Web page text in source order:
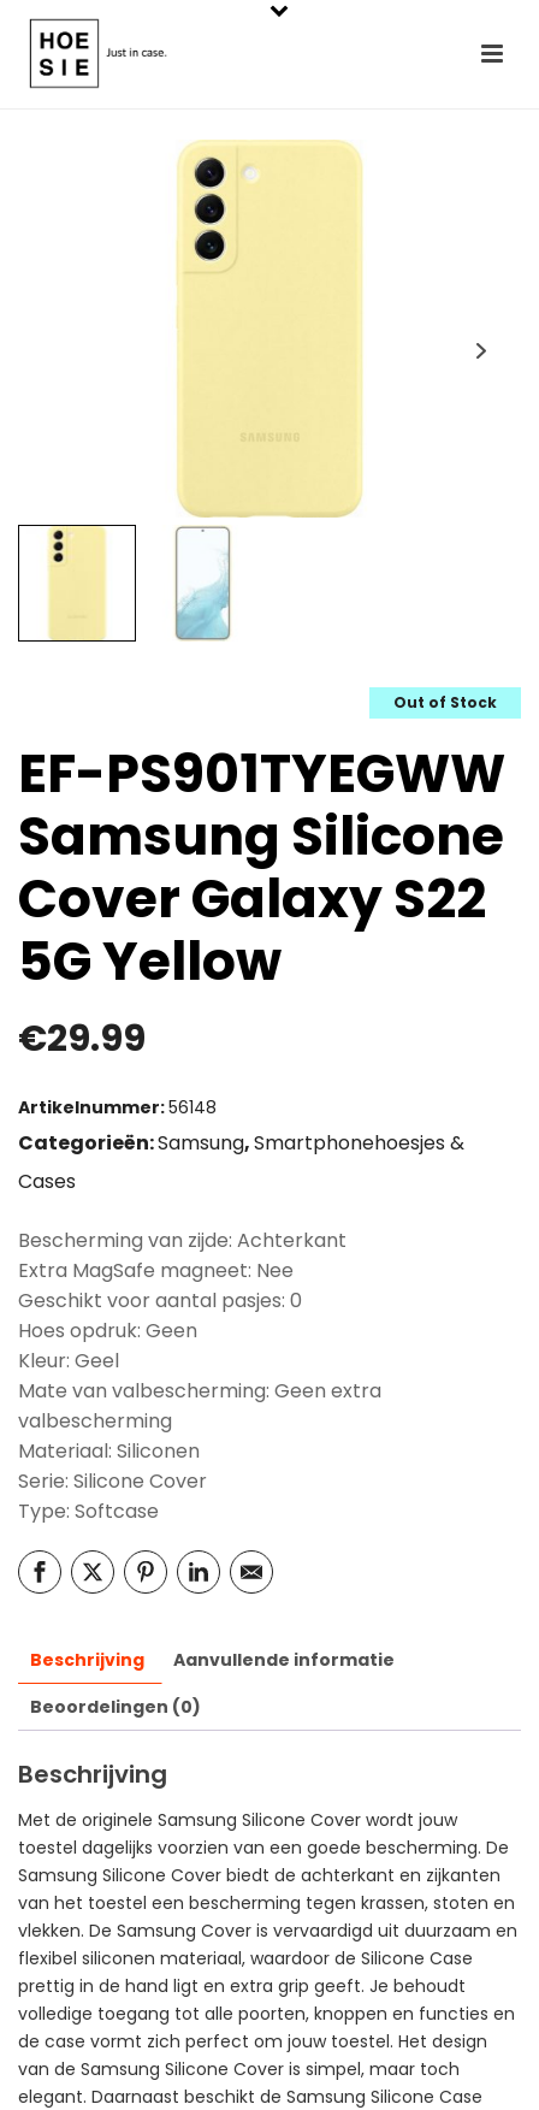
Out of Stock
EF-PS901TYEGWW
Samsung Silicone
Cover Galaxy S22
5G Yellow
€29.99
Artikelnummer:56148
Categorieën:Samsung,Smartphonehoesjes &
Cases
Bescherming van zijde: Achterkant
Extra MagSafe magneet: Nee
Geschikt voor aantal pasjes: 0
Hoes opdruk: Geen
Kleur: Geel
Mate van valbescherming: Geen extra
valbescherming
Materiaal: Siliconen
Serie: Silicone Cover
Type: Softcase
Beschrijving
Aanvullende informatie
Beoordelingen (0)
Beschrijving
Met de originele Samsung Silicone Cover wordt jouw
toestel dagelijks voorzien van een goede bescherming. De
Samsung Silicone Cover biedt de achterkant en zijkanten
van het toestel een bescherming tegen krassen, stoten en
vlekken. De Samsung Cover is vervaardigd uit duurzaam en
flexibel siliconen materiaal, waardoor de Silicone Case
prettig in de hand ligt en extra grip geeft. Je behoudt
volledige toegang tot alle poorten, knoppen en functies en
de case vormt zich perfect om jouw toestel. Het design
van de Samsung Silicone Cover is simpel, maar toch
elegant. Daarnaast beschikt de Samsung Silicone Case